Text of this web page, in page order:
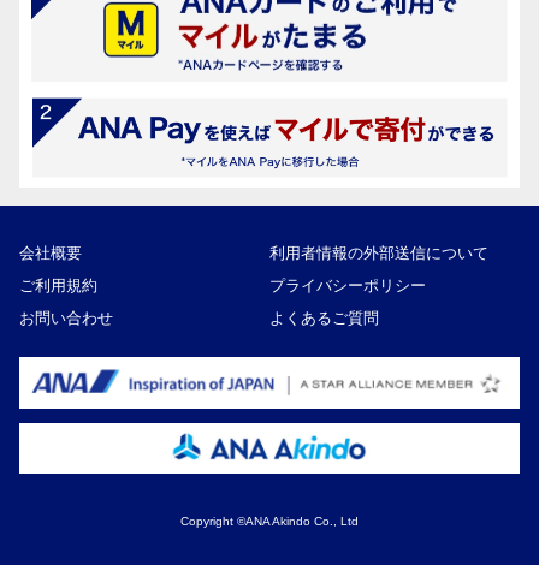
会社概要
利用者情報の外部送信について
ご利用規約
プライバシーポリシー
お問い合わせ
よくあるご質問
Copyright ©ANA Akindo Co., Ltd